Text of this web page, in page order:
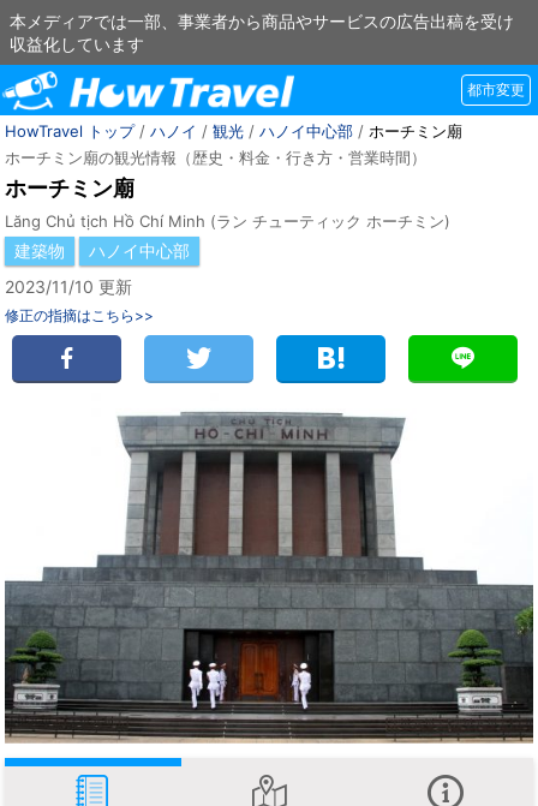
本メディアでは一部、事業者から商品やサービスの広告出稿を受け
収益化しています
都市変更
HowTravel トップ/ ハノイ / 観光 / ハノイ中心部 / ホーチミン廟
ホーチミン廟の観光情報（歴史・料金・行き方・営業時間）
ホーチミン廟
Lăng Chủ tịch Hồ Chí Minh (ラン チューティック ホーチミン)
建築物
ハノイ中心部
2023/11/10 更新
修正の指摘はこちら>>